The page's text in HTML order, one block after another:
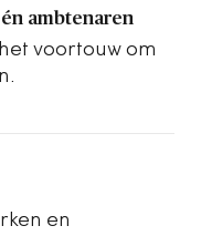
ambtenaren
voortouw om
en